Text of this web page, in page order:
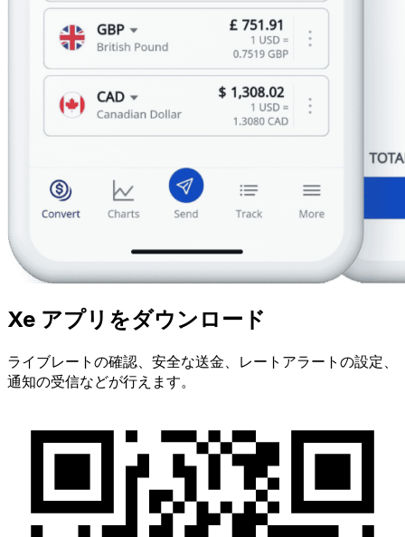
Xe アプリをダウンロード
ライブレートの確認、安全な送金、レートアラートの設定、
通知の受信などが行えます。